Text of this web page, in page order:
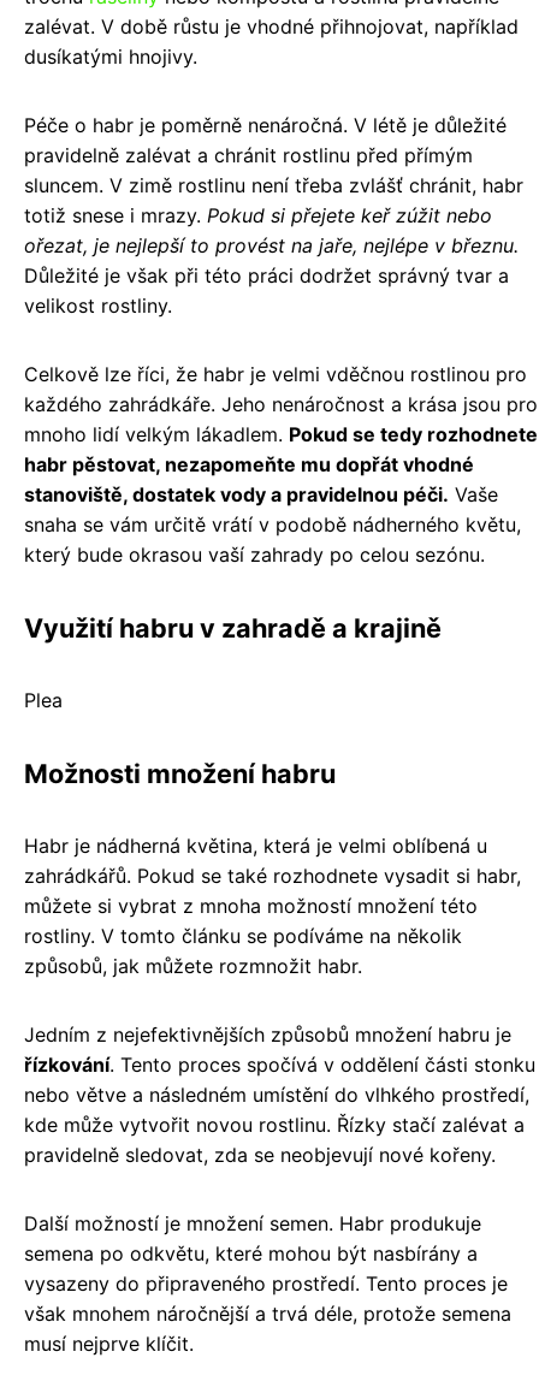
zalévat. V době růstu je vhodné přihnojovat, například
dusíkatými hnojivy.
Péče o habr je poměrně nenáročná. V létě je důležité
pravidelně zalévat a chránit rostlinu před přímým
sluncem. V zimě rostlinu není třeba zvlášť chránit, habr
totiž snese i mrazy. Pokud si přejete keř zúžit nebo
ořezat, je nejlepší to provést na jaře, nejlépe v březnu.
Důležité je však při této práci dodržet správný tvar a
velikost rostliny.
Celkově lze říci, že habr je velmi vděčnou rostlinou pro
každého zahrádkáře. Jeho nenáročnost a krása jsou pro
mnoho lidí velkým lákadlem. Pokud se tedy rozhodnete
habr pěstovat, nezapomeňte mu dopřát vhodné
stanoviště, dostatek vody a pravidelnou péči. Vaše
snaha se vám určitě vrátí v podobě nádherného květu,
který bude okrasou vaší zahrady po celou sezónu.
Využití habru v zahradě a krajině
Plea
Možnosti množení habru
Habr je nádherná květina, která je velmi oblíbená u
zahrádkářů. Pokud se také rozhodnete vysadit si habr,
můžete si vybrat z mnoha možností množení této
rostliny. V tomto článku se podíváme na několik
způsobů, jak můžete rozmnožit habr.
Jedním z nejefektivnějších způsobů množení habru je
řízkování. Tento proces spočívá v oddělení části stonku
nebo větve a následném umístění do vlhkého prostředí,
kde může vytvořit novou rostlinu. Řízky stačí zalévat a
pravidelně sledovat, zda se neobjevují nové kořeny.
Další možností je množení semen. Habr produkuje
semena po odkvětu, které mohou být nasbírány a
vysazeny do připraveného prostředí. Tento proces je
však mnohem náročnější a trvá déle, protože semena
musí nejprve klíčit.